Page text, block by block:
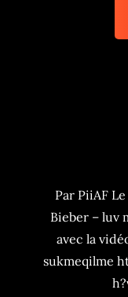
Par PiiAF
Bieber – luv
avec la
sukmeqilme